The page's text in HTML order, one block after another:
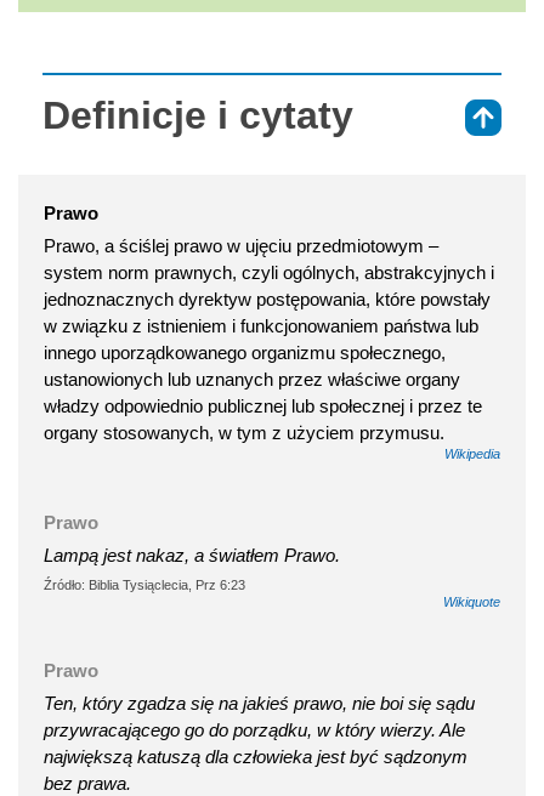
Definicje i cytaty
Prawo
Prawo, a ściślej prawo w ujęciu przedmiotowym –
system norm prawnych, czyli ogólnych, abstrakcyjnych i
jednoznacznych dyrektyw postępowania, które powstały
w związku z istnieniem i funkcjonowaniem państwa lub
innego uporządkowanego organizmu społecznego,
ustanowionych lub uznanych przez właściwe organy
władzy odpowiednio publicznej lub społecznej i przez te
organy stosowanych, w tym z użyciem przymusu.
Wikipedia
Prawo
Lampą jest nakaz, a światłem Prawo.
Źródło: Biblia Tysiąclecia, Prz 6:23
Wikiquote
Prawo
Ten, który zgadza się na jakieś prawo, nie boi się sądu
przywracającego go do porządku, w który wierzy. Ale
największą katuszą dla człowieka jest być sądzonym
bez prawa.